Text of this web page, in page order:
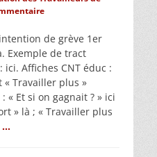
de grève 1er
Exemple de tract
ici. Affiches CNT éduc :
« Travailler plus »
« Et si on gagnait ? » ici
» là ; « Travailler plus
…